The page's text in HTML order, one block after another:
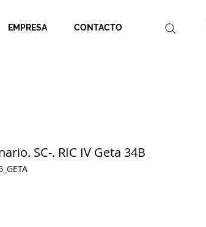
EMPRESA CONTACTO
SC-. RIC IV Geta 34B